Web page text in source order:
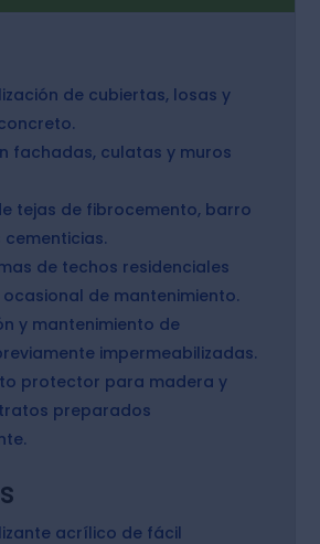
de cubiertas, losas y
fachadas, culatas y muros
tejas de fibrocemento, barro
de techos residenciales
de mantenimiento.
y mantenimiento de
impermeabilizadas.
protector para madera y
preparados
acrílico de fácil